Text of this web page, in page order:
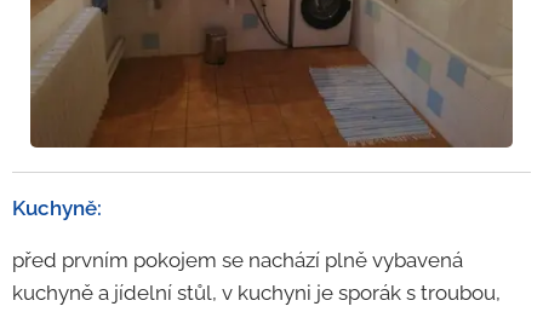
Kuchyně:
před prvním pokojem se nachází plně vybavená
kuchyně a jídelní stůl, v kuchyni je sporák s troubou,